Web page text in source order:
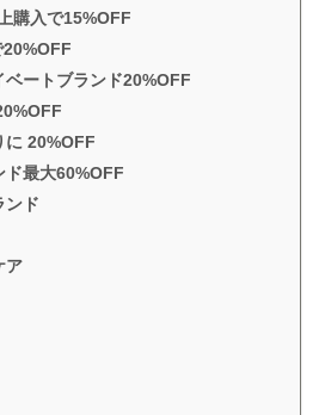
購入で15%OFF
ートブランド20%OFF
に 20%OFF
ド最大60%OFF
ンド
ア